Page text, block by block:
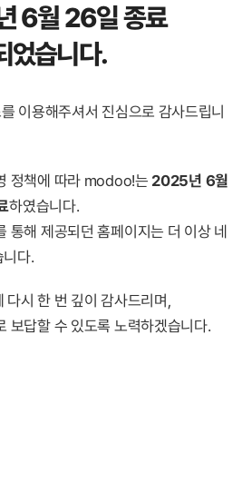
6월 26일 종료
었습니다.
이용해주셔서 진심으로 감사드립니
정책에 따라 modoo!는 2025년 6월
하였습니다.
통해 제공되던 홈페이지는 더 이상 네
니다.
다시 한 번 깊이 감사드리며,
보답할 수 있도록 노력하겠습니다.